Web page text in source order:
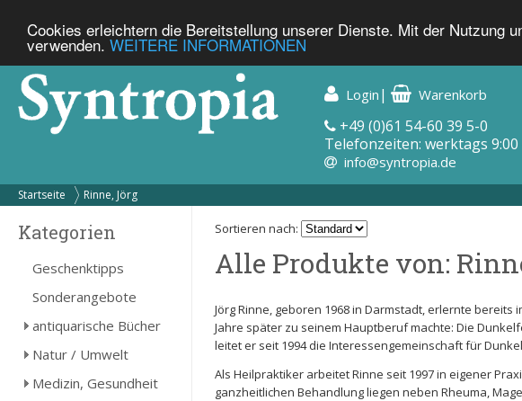
Cookies erleichtern die Bereitstellung unserer Dienste. Mit der Nutzung
verwenden. WEITERE INFORMATIONEN
Login | Warenkorb
+49 (0)61 54-60 39 5-0
Telefonzeiten: werktags 9:00
info@syntropia.de
Startseite Rinne, Jörg
Kategorien
Geschenktipps
Sonderangebote
antiquarische Bücher
Natur / Umwelt
Medizin, Gesundheit
Sortieren nach:
Alle Produkte von:
Jörg Rinne, geboren 1968 in Darmstadt, erlernte bereits
Jahre später zu seinem Hauptberuf machte: Die
leitet er seit 1994 die Interessengemeinschaft für
Als Heilpraktiker arbeitet Rinne seit 1997 in eigener
ganzheitlichen Behandlung liegen neben Rheuma,